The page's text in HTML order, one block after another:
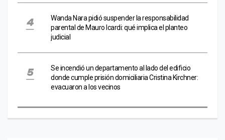
Wanda Nara pidió suspender la responsabilidad
parental de Mauro Icardi: qué implica el planteo
judicial
Se incendió un departamento al lado del edificio
donde cumple prisión domiciliaria Cristina Kirchner:
evacuaron a los vecinos